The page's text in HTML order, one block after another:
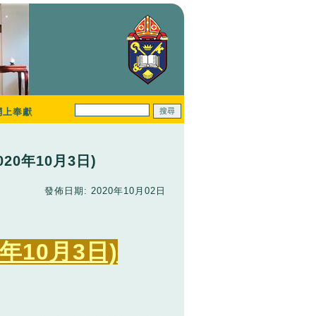
上奉獻
年10月3日)
發佈日期: 2020年10月02日
10月3日)